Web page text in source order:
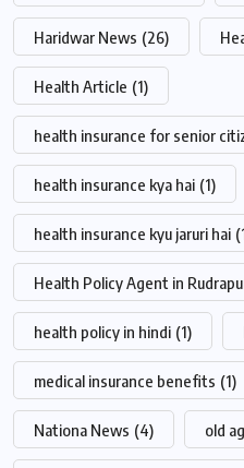
Haridwar News (26)
Health Article (1)
health insurance for senior
health insurance kya hai (1)
health insurance kyu jaruri hai
Health Policy Agent in
health policy in hindi (1)
medical insurance benefits (1)
Nationa News (4) old